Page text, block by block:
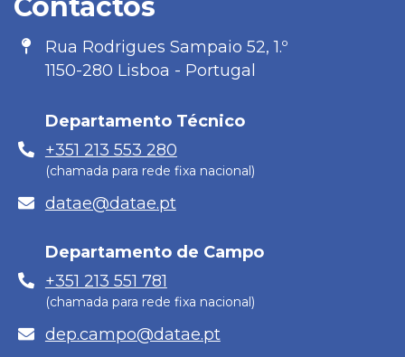
Rede
Contactos
Morada
Rua Rodrigues Sampaio 52, 1.º
1150-280 Lisboa - Portugal
Departamento Técnico
Telefone
+351 213 553 280
(chamada para rede fixa nacional)
E-
datae@datae.pt
Departamento de Campo
Telefone
+351 213 551 781
(chamada para rede fixa nacional)
E-
dep.campo@datae.pt